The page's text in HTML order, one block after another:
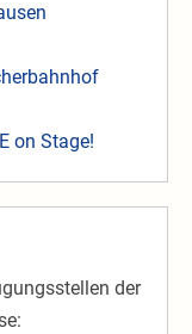
on Stage!
der